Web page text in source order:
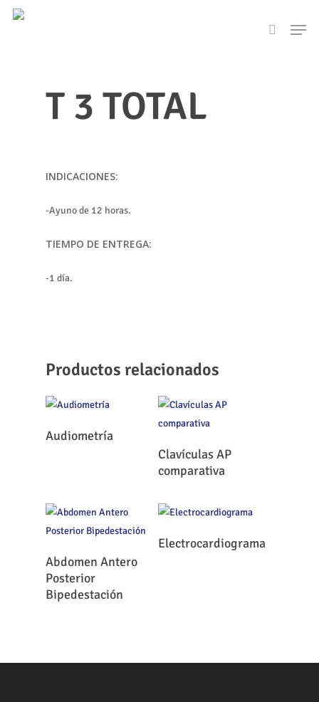
Skip
search
T 3 TOTAL
INDICACIONES:
-Ayuno de 12 horas.
TIEMPO DE ENTREGA:
-1 día.
Productos relacionados
Leer Más
Audiometría
Leer Más
Clavículas AP
comparativa
Leer Más
Abdomen Antero
Posterior
Bipedestación
Leer Más
Electrocardiograma